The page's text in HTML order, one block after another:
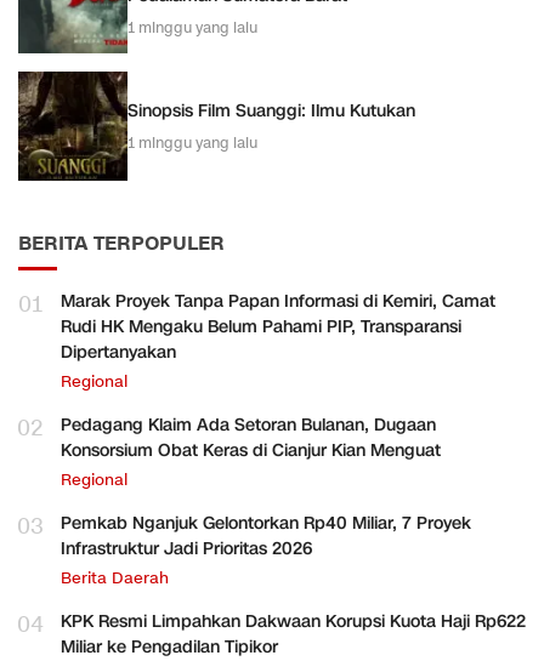
1 minggu yang lalu
Sinopsis Film Suanggi: Ilmu Kutukan
1 minggu yang lalu
BERITA TERPOPULER
01
Marak Proyek Tanpa Papan Informasi di Kemiri, Camat
Rudi HK Mengaku Belum Pahami PIP, Transparansi
Dipertanyakan
Regional
02
Pedagang Klaim Ada Setoran Bulanan, Dugaan
Konsorsium Obat Keras di Cianjur Kian Menguat
Regional
03
Pemkab Nganjuk Gelontorkan Rp40 Miliar, 7 Proyek
Infrastruktur Jadi Prioritas 2026
Berita Daerah
04
KPK Resmi Limpahkan Dakwaan Korupsi Kuota Haji Rp622
Miliar ke Pengadilan Tipikor